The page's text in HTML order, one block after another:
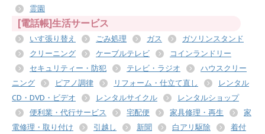
霊園
[電話帳]生活サービス
いす張り替え ごみ処理 ガス
ガソリンスタンド
クリーニング
ケーブルテレビ
コインランドリー
セキュリティー・防犯
テレビ・ラジオ
ハウスクリー
ニング
ピアノ調律 リフォーム・仕立て直し
レンタル
CD・DVD・ビデオ
レンタルサイクル
レンタルショップ
便利業・代行サービス
宅配便 家具修理・再生
家
電修理・取り付け
引越し 新聞 白アリ駆除
着付